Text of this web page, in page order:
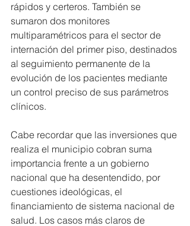
rápidos y certeros. También se
sumaron dos monitores
multiparamétricos para el sector de
internación del primer piso, destinados
al seguimiento permanente de la
evolución de los pacientes mediante
un control preciso de sus parámetros
clínicos.
Cabe recordar que las inversiones que
realiza el municipio cobran suma
importancia frente a un gobierno
nacional que ha desentendido, por
cuestiones ideológicas, el
financiamiento de sistema nacional de
salud. Los casos más claros de